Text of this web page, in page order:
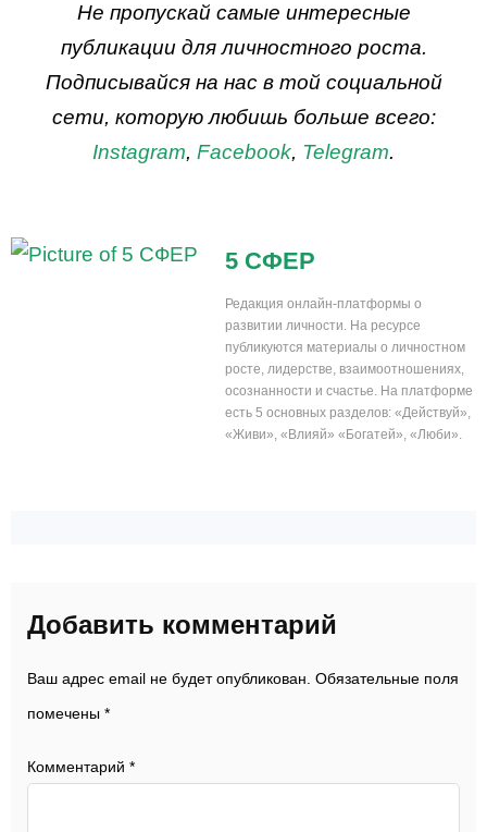
Не пропускай самые интересные
публикации для личностного роста.
Подписывайся на нас в той социальной
сети, которую любишь больше всего:
Instagram, Facebook, Telegram.
5 СФЕР
Редакция онлайн-платформы о
развитии личности. На ресурсе
публикуются материалы о личностном
росте, лидерстве, взаимоотношениях,
осознанности и счастье. На платформе
есть 5 основных разделов: «Действуй»,
«Живи», «Влияй» «Богатей», «Люби».
Добавить комментарий
Ваш адрес email не будет опубликован. Обязательные поля
помечены *
Комментарий *